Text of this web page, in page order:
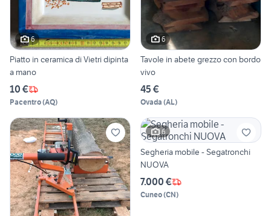
6
Piatto in ceramica di Vietri dipinta
a mano
10 €
Pacentro(AQ)
6
Tavole in abete grezzo con bordo
vivo
45 €
Ovada (AL)
6
Segheria mobile - Segatronchi
NUOVA
7.000 €
Cuneo(CN)